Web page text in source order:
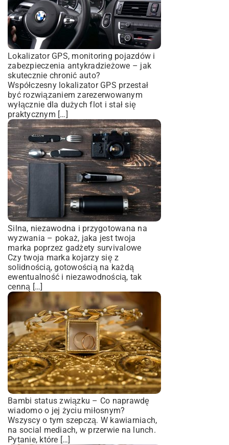
Lokalizator GPS, monitoring pojazdów i
zabezpieczenia antykradzieżowe – jak
skutecznie chronić auto?
Współczesny lokalizator GPS przestał
być rozwiązaniem zarezerwowanym
wyłącznie dla dużych flot i stał się
praktycznym […]
Silna, niezawodna i przygotowana na
wyzwania – pokaż, jaka jest twoja
marka poprzez gadżety survivalowe
Czy twoja marka kojarzy się z
solidnością, gotowością na każdą
ewentualność i niezawodnością, tak
cenną […]
Bambi status związku – Co naprawdę
wiadomo o jej życiu miłosnym?
Wszyscy o tym szepczą. W kawiarniach,
na social mediach, w przerwie na lunch.
Pytanie, które […]